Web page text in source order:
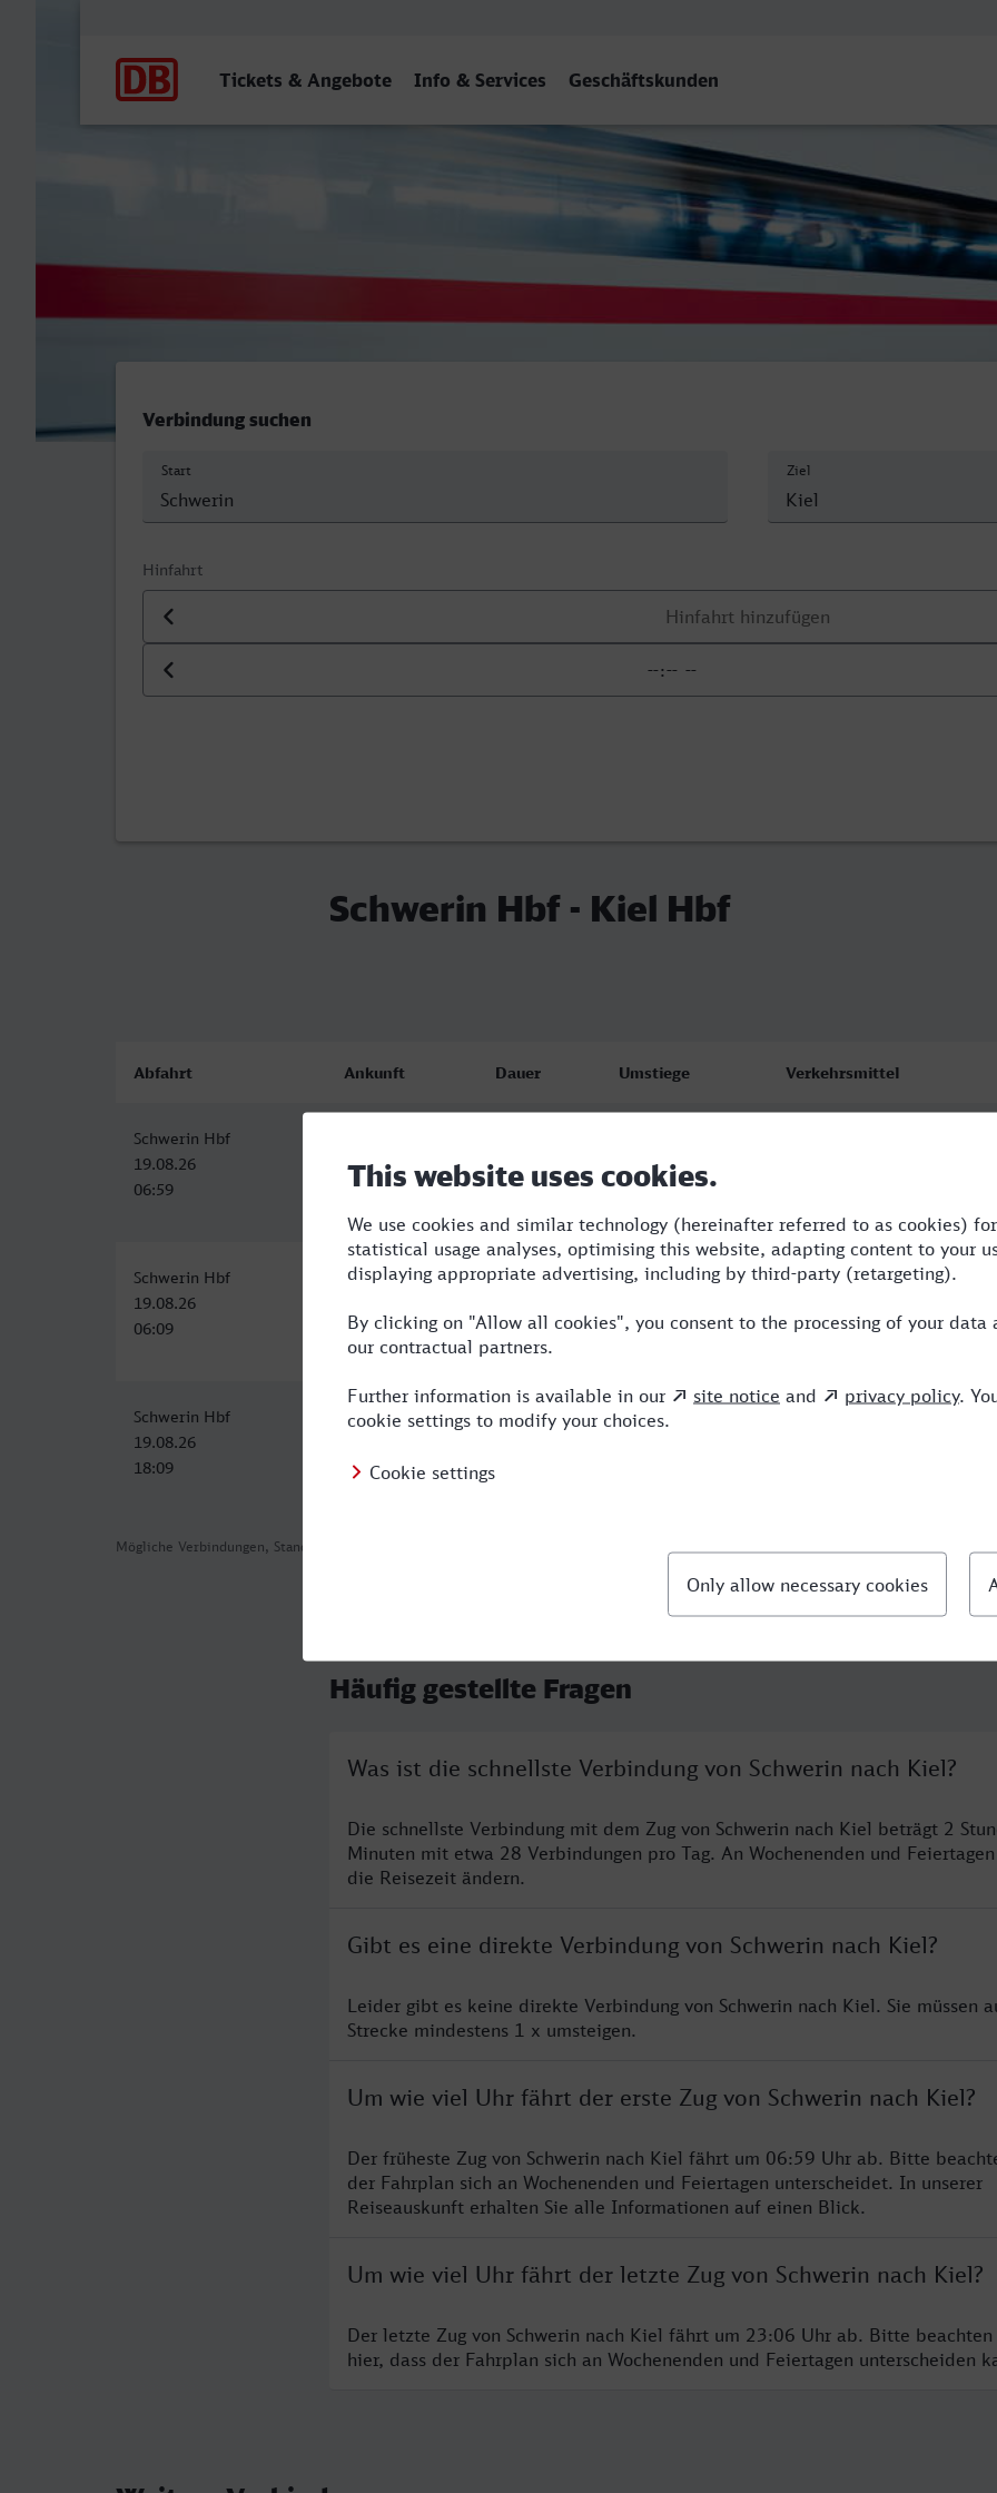
Tickets & Angebote Info & Services Geschäftskunden
Verbindung suchen
Start Ziel
Hinfahrt
Datum der Hinfahrt
Uhrzeit der Hinfahrt
Schwerin Hbf - Kiel Hbf
Mögliche Verbindungen, Stand: 2026-08-05 13:34
Abfahrt Ankunft Dauer Umstiege Verkehrsmittel
Schwerin Hbf
19.08.26
06:59
19.08.26
09:52
Schwerin Hbf
19.08.26
06:09
Kiel Hbf
09:16
3:07 1 RE,ERX
Schwerin Hbf
19.08.26
18:09
Kiel Hbf
21:16
3:07 1
Häufig gestellte Fragen
Was ist die schnellste Verbindung von Schwerin nach Kiel?
Die schnellste Verbindung mit dem Zug von Schwerin nach Kiel beträgt 2
Minuten mit etwa 28 Verbindungen pro Tag. An Wochenenden und
die Reisezeit ändern.
Gibt es eine direkte Verbindung von Schwerin nach Kiel?
Leider gibt es keine direkte Verbindung von Schwerin nach Kiel. Sie müssen
Strecke mindestens 1 x umsteigen.
Um wie viel Uhr fährt der erste Zug von Schwerin nach Kiel?
Der früheste Zug von Schwerin nach Kiel fährt um 06:59 Uhr ab. Bitte
der Fahrplan sich an Wochenenden und Feiertagen unterscheidet. In unserer
Reiseauskunft erhalten Sie alle Informationen auf einen Blick.
Um wie viel Uhr fährt der letzte Zug von Schwerin nach Kiel?
Der letzte Zug von Schwerin nach Kiel fährt um 23:06 Uhr ab. Bitte beachten
hier, dass der Fahrplan sich an Wochenenden und Feiertagen unterscheiden